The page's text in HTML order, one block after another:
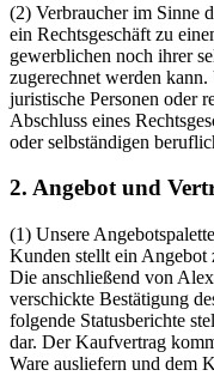
(2) Verbraucher im Sinne
ein Rechtsgeschäft zu
gewerblichen noch ihrer
zugerechnet werden
juristische Personen oder
Abschluss eines
oder selbständigen
2. Angebot und
(1) Unsere
Kunden stellt ein Angebot
Die anschließend von
verschickte Bestätigung
folgende Statusberichte
dar. Der Kaufvertrag
Ware ausliefern und dem